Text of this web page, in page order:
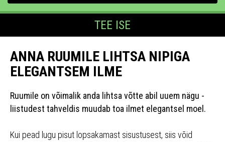
TEE ISE
ANNA RUUMILE LIHTSA NIPIGA
ELEGANTSEM ILME
Ruumile on võimalik anda lihtsa võtte abil uuem nägu -
liistudest tahveldis muudab toa ilmet elegantsel moel.
Kui pead lugu pisut lopsakamast sisustusest, siis võid